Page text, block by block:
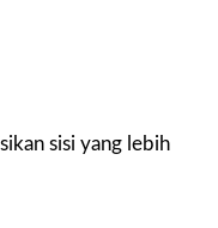
sisi yang lebih